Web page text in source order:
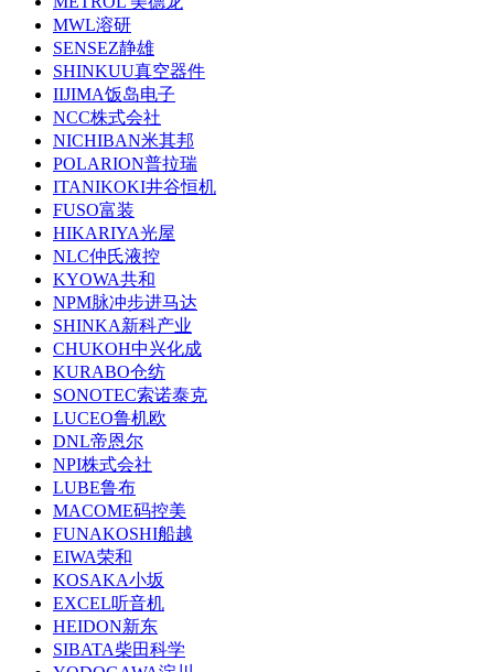
MWL溶研
SENSEZ静雄
SHINKUU真空器件
IIJIMA饭岛电子
NCC株式会社
NICHIBAN米其邦
POLARION普拉瑞
ITANIKOKI井谷恒机
FUSO富装
HIKARIYA光屋
NLC仲氏液控
KYOWA共和
NPM脉冲步进马达
SHINKA新科产业
CHUKOH中兴化成
KURABO仓纺
SONOTEC索诺泰克
LUCEO鲁机欧
DNL帝恩尔
NPI株式会社
LUBE鲁布
MACOME码控美
FUNAKOSHI船越
EIWA荣和
KOSAKA小坂
EXCEL听音机
HEIDON新东
SIBATA柴田科学